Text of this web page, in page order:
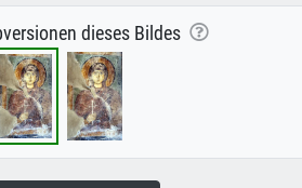
dieses Bildes